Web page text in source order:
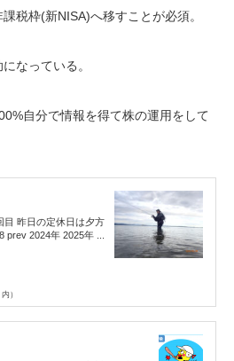
税枠(新NISA)へ移すことが必須。
なっている。
自分で情報を得て株の運用をして
目 昨日の定休日は夕方
prev 2024年 2025年 ...
）